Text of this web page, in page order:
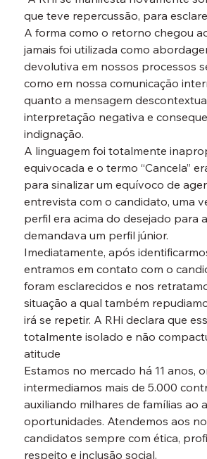
que teve repercussão, para
A forma como o retorno chegou
jamais foi utilizada como
devolutiva em nossos processos
como em nossa comunicação
quanto a mensagem
interpretação negativa e
indignação.
A linguagem foi totalmente
equivocada e o termo “Cancela”
para sinalizar um equívoco de
entrevista com o candidato, uma
perfil era acima do desejado para
demandava um perfil júnior.
Imediatamente, após
entramos em contato com o
foram esclarecidos e nos
situação a qual também
irá se repetir. A RHi declara que
totalmente isolado e não
atitude
Estamos no mercado há 11 anos,
intermediamos mais de 5.000
auxiliando milhares de famílias ao
oportunidades. Atendemos aos
candidatos sempre com ética,
respeito e inclusão social.